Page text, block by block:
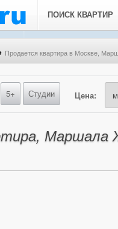
ПОИСК КВАРТИР
Продается квартира в Москве,
5+ Студии Цена:
Маршала